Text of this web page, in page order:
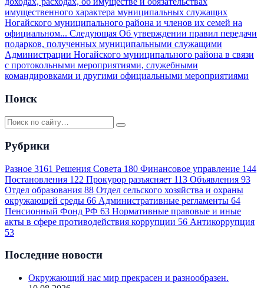
имущественного характера муниципальных служащих
Ногайского муниципального района и членов их семей на
официальном... Следующая Об утверждении правил передачи
подарков, полученных муниципальными служащими
Администрации Ногайского муниципального района в связи
с протокольными мероприятиями, служебными
командировками и другими официальными мероприятиями
Поиск
Рубрики
Разное 3161 Решения Совета 180 Финансовое управление 144
Постановления 122 Прокурор разъясняет 113 Объявления 93
Отдел образования 88 Отдел сельского хозяйства и охраны
окружающей среды 66 Административные регламенты 64
Пенсионный Фонд РФ 63 Нормативные правовые и иные
акты в сфере противодействия коррупции 56 Антикоррупция
53
Последние новости
Окружающий нас мир прекрасен и разнообразен.